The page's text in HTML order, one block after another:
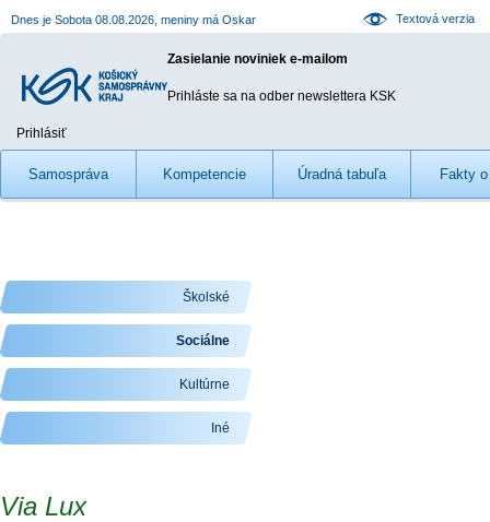
Textová verzia
Dnes je Sobota 08.08.2026, meniny má Oskar
Zasielanie noviniek e-mailom
Prihláste sa na odber newslettera KSK
Prihlásiť
Samospráva Kompetencie Úradná tabuľa Fakty
Školské
Sociálne
Kultúrne
Iné
Via Lux